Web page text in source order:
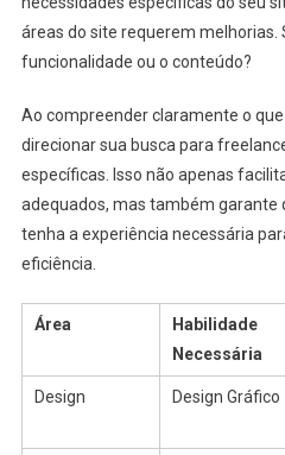
áreas do site requerem melhorias.
funcionalidade ou o conteúdo?
Ao compreender claramente o
direcionar sua busca para
específicas. Isso não apenas
adequados, mas também garante
tenha a experiência necessária
eficiência.
Área
Habilidade
Necessária
Design Design Gráfico